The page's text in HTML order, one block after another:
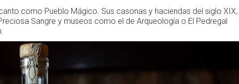
como Pueblo Mágico. Sus casonas y haciendas del siglo XIX,
Sangre y museos como el de Arqueología o El Pedregal